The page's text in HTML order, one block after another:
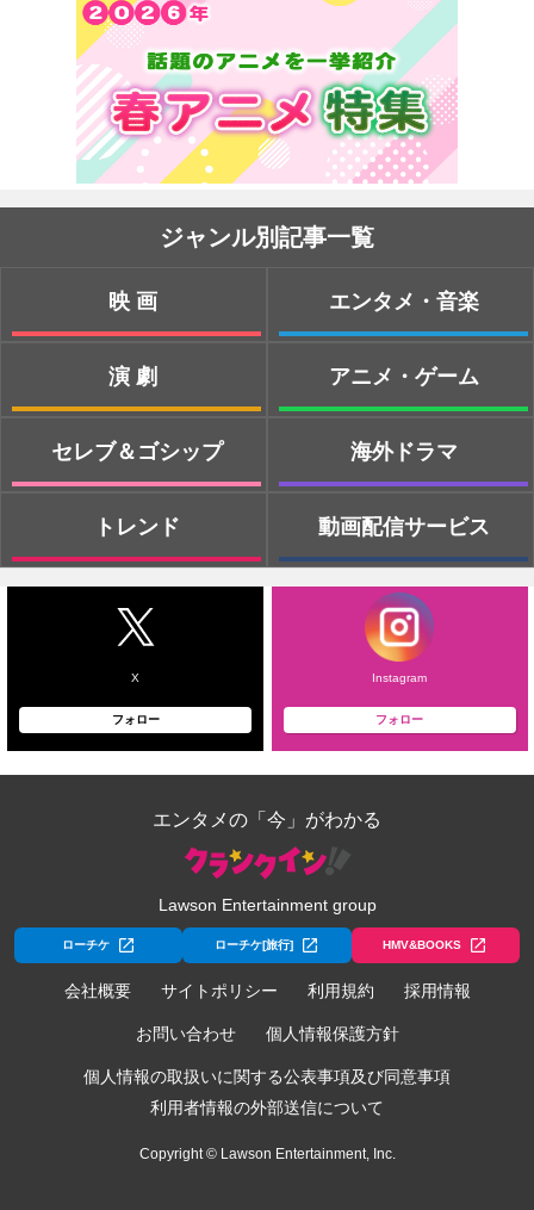
ジャンル別記事一覧
映画
演劇
セレブ＆ゴシップ
トレンド
エンタメ・音楽
アニメ・ゲーム
海外ドラマ
動画配信サービス
X
フォロー
Instagram
フォロー
エンタメの「今」がわかる
Lawson Entertainment group
ローチケ ローチケ[旅行] HMV&BOOKS
会社概要 サイトポリシー 利用規約 採用情報
お問い合わせ 個人情報保護方針
個人情報の取扱いに関する公表事項及び同意事項
利用者情報の外部送信について
Copyright © Lawson Entertainment, Inc.